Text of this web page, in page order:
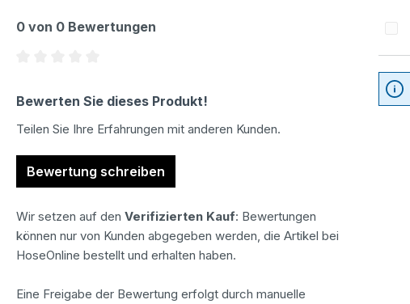
0 von 0 Bewertungen
Bewerten Sie dieses Produkt!
Teilen Sie Ihre Erfahrungen mit anderen Kunden.
Bewertung schreiben
Wir setzen auf den Verifizierten Kauf: Bewertungen
können nur von Kunden abgegeben werden, die Artikel bei
HoseOnline bestellt und erhalten haben.
Eine Freigabe der Bewertung erfolgt durch manuelle